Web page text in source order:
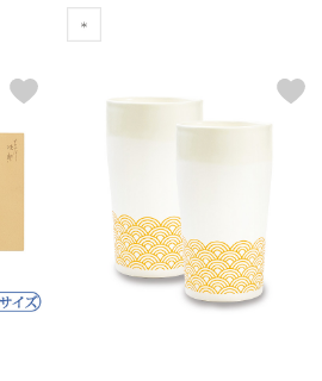
ウオッチ
ネックレス